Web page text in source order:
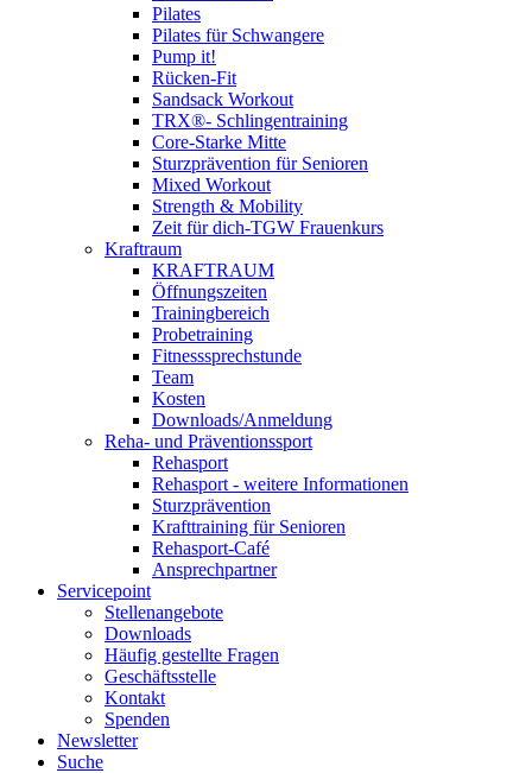
Pilates
Pilates für Schwangere
Pump it!
Rücken-Fit
Sandsack Workout
TRX®- Schlingentraining
Core-Starke Mitte
Sturzprävention für Senioren
Mixed Workout
Strength & Mobility
Zeit für dich-TGW Frauenkurs
Kraftraum
KRAFTRAUM
Öffnungszeiten
Trainingbereich
Probetraining
Fitnesssprechstunde
Team
Kosten
Downloads/Anmeldung
Reha- und Präventionssport
Rehasport
Rehasport - weitere Informationen
Sturzprävention
Krafttraining für Senioren
Rehasport-Café
Ansprechpartner
Servicepoint
Stellenangebote
Downloads
Häufig gestellte Fragen
Geschäftsstelle
Kontakt
Spenden
Newsletter
Suche